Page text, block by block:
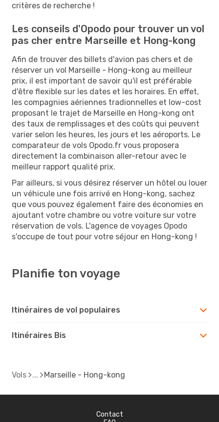
critères de recherche !
Les conseils d'Opodo pour trouver un vol
pas cher entre Marseille et Hong-kong
Afin de trouver des billets d'avion pas chers et de
réserver un vol Marseille - Hong-kong au meilleur
prix, il est important de savoir qu'il est préférable
d'être flexible sur les dates et les horaires. En effet,
les compagnies aériennes tradionnelles et low-cost
proposant le trajet de Marseille en Hong-kong ont
des taux de remplissages et des coûts qui peuvent
varier selon les heures, les jours et les aéroports. Le
comparateur de vols Opodo.fr vous proposera
directement la combinaison aller-retour avec le
meilleur rapport qualité prix.
Par ailleurs, si vous désirez réserver un hôtel ou louer
un véhicule une fois arrivé en Hong-kong, sachez
que vous pouvez également faire des économies en
ajoutant votre chambre ou votre voiture sur votre
réservation de vols. L'agence de voyages Opodo
s'occupe de tout pour votre séjour en Hong-kong !
Planifie ton voyage
Itinéraires de vol populaires
Itinéraires Bis
Vols Marseille - Hong-kong
Contact